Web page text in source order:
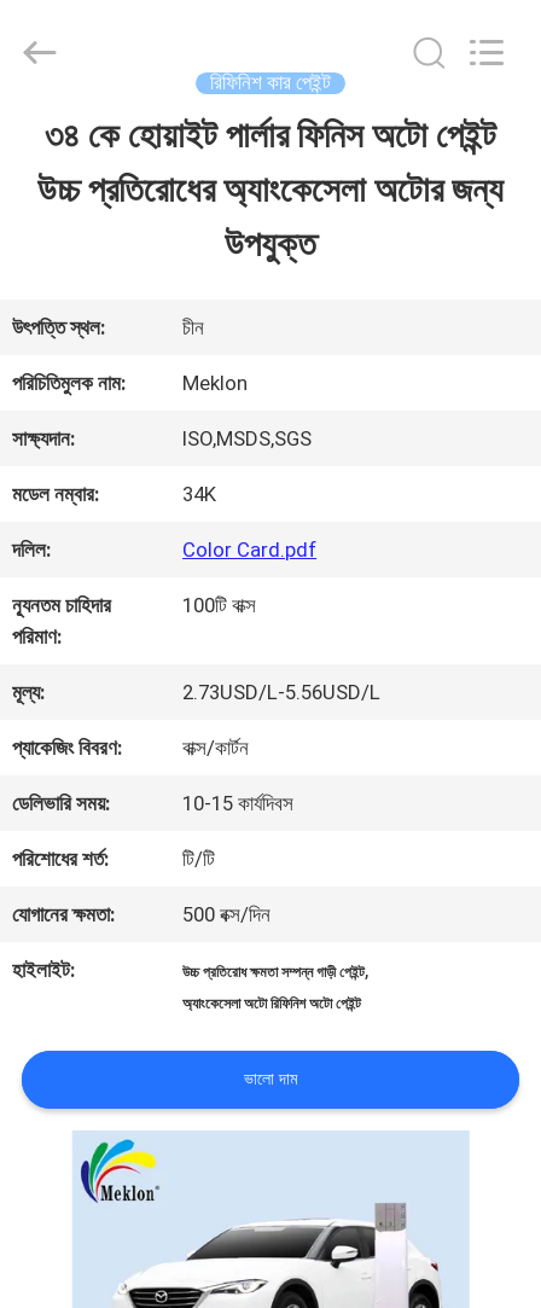
বাড়ি
ভিডিও
আমাদের
সম্পর্কে
কারখানা
ভ্রমণ
মান
নিয়ন্ত্রণ
আমাদের
যোগাযোগ
খবর
উদ্ধৃতির
Chemical
Reserved.
রিফিনিশ কার পেইন্ট
৩৪ কে হোয়াইট পার্লার ফিনিস অটো পেইন্ট
উচ্চ প্রতিরোধের অ্যাংকেসেলা অটোর জন্য
উপযুক্ত
উৎপত্তি স্থল: চীন
পরিচিতিমুলক নাম: Meklon
সাক্ষ্যদান: ISO,MSDS,SGS
মডেল নম্বার: 34K
দলিল: Color Card.pdf
ন্যূনতম চাহিদার
পরিমাণ:
100টি বাক্স
মূল্য: 2.73USD/L-5.56USD/L
প্যাকেজিং বিবরণ: বাক্স/কার্টন
ডেলিভারি সময়: 10-15 কার্যদিবস
পরিশোধের শর্ত: টি/টি
যোগানের ক্ষমতা: 500 বক্স/দিন
হাইলাইট: উচ্চ প্রতিরোধ ক্ষমতা সম্পন্ন গাড়ী পেইন্ট,
অ্যাংকেসেলা অটো রিফিনিশ অটো পেইন্ট
ভালো দাম